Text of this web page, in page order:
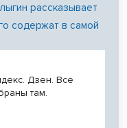
рассказывает
содержат в самой
Дзен. Все
там.